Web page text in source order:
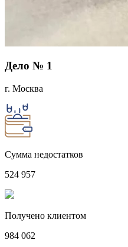
Дело № 1
г. Москва
Сумма недостатков
524 957
Получено клиентом
984 062